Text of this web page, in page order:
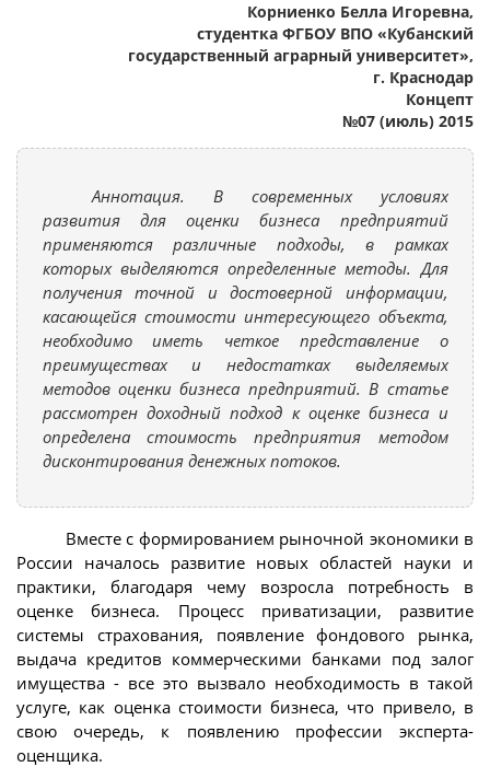
Корниенко Белла Игоревна,
студентка ФГБОУ ВПО «Кубанский
государственный аграрный университет»,
г. Краснодар
Концепт
№07 (июль) 2015
Аннотация. В современных условиях
развития для оценки бизнеса предприятий
применяются различные подходы, в рамках
которых выделяются определенные методы. Для
получения точной и достоверной информации,
касающейся стоимости интересующего объекта,
необходимо иметь четкое представление о
преимуществах и недостатках выделяемых
методов оценки бизнеса предприятий. В статье
рассмотрен доходный подход к оценке бизнеса и
определена стоимость предприятия методом
дисконтирования денежных потоков.
Вместе с формированием рыночной экономики в
России началось развитие новых областей науки и
практики, благодаря чему возросла потребность в
оценке бизнеса. Процесс приватизации, развитие
системы страхования, появление фондового рынка,
выдача кредитов коммерческими банками под залог
имущества - все это вызвало необходимость в такой
услуге, как оценка стоимости бизнеса, что привело, в
свою очередь, к появлению профессии эксперта-
оценщика.